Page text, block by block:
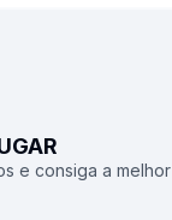
e consiga a melhor